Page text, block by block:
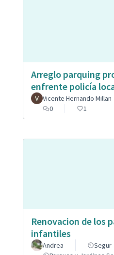
Arreglo parquing
enfrente policía
Vicente Hernando Millan
0
1
Renovacion de los
infantiles
Andrea
Segur